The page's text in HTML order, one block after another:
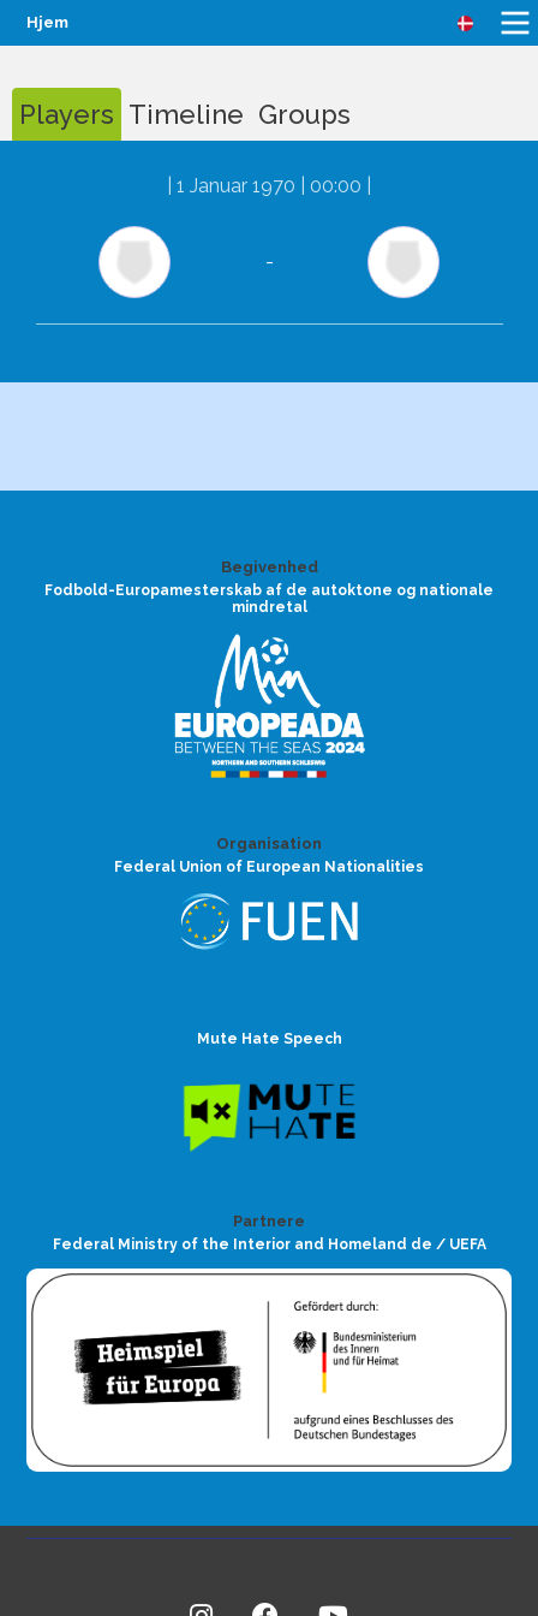
Hjem
Players Timeline Groups
1 Januar 1970 | 00:00
-
Begivenhed
Fodbold-Europamesterskab af de autoktone og nationale
mindretal
Organisation
Federal Union of European Nationalities
Mute Hate Speech
Partnere
Federal Ministry of the Interior and Homeland de / UEFA